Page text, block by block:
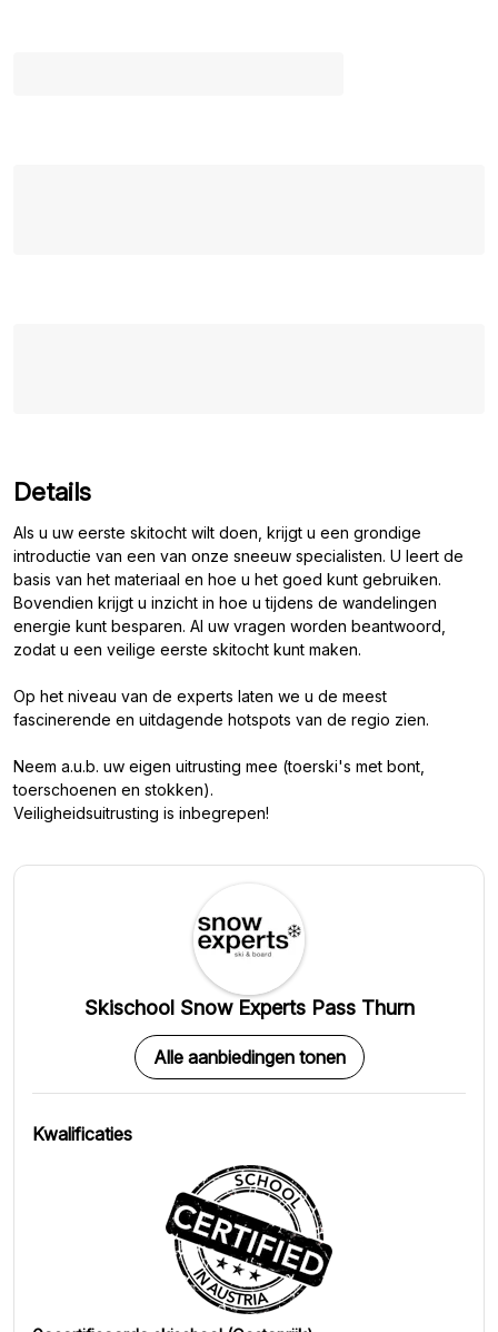
Details
Als u uw eerste skitocht wilt doen, krijgt u een grondige
introductie van een van onze sneeuw specialisten. U leert de
basis van het materiaal en hoe u het goed kunt gebruiken.
Bovendien krijgt u inzicht in hoe u tijdens de wandelingen
energie kunt besparen. Al uw vragen worden beantwoord,
zodat u een veilige eerste skitocht kunt maken.
Op het niveau van de experts laten we u de meest
fascinerende en uitdagende hotspots van de regio zien.
Neem a.u.b. uw eigen uitrusting mee (toerski's met bont,
toerschoenen en stokken).
Veiligheidsuitrusting is inbegrepen!
Skischool Snow Experts Pass Thurn
Alle aanbiedingen tonen
Kwalificaties